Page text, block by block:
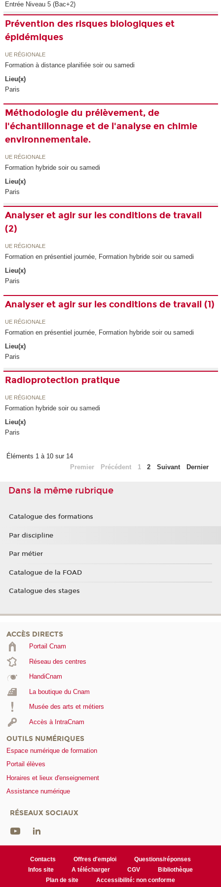
Entrée Niveau 5 (Bac+2)
Prévention des risques biologiques et
épidémiques
UE RÉGIONALE
Formation à distance planifiée soir ou samedi
Lieu(x)
Paris
Méthodologie du prélèvement, de
l'échantillonnage et de l'analyse en chimie
environnementale.
UE RÉGIONALE
Formation hybride soir ou samedi
Lieu(x)
Paris
Analyser et agir sur les conditions de travail
(2)
UE RÉGIONALE
Formation en présentiel journée, Formation hybride soir ou samedi
Lieu(x)
Paris
Analyser et agir sur les conditions de travail (1)
UE RÉGIONALE
Formation en présentiel journée, Formation hybride soir ou samedi
Lieu(x)
Paris
Radioprotection pratique
UE RÉGIONALE
Formation hybride soir ou samedi
Lieu(x)
Paris
Éléments 1 à 10 sur 14
Premier
Précédent 1 2 Suivant Dernier
Dans la même rubrique
Catalogue des formations
Par discipline
Par métier
Catalogue de la FOAD
Catalogue des stages
ACCÈS DIRECTS
Portail Cnam
Réseau des centres
HandiCnam
La boutique du Cnam
Musée des arts et métiers
Accès à IntraCnam
OUTILS NUMÉRIQUES
Espace numérique de formation
Portail élèves
Horaires et lieux d'enseignement
Assistance numérique
RÉSEAUX SOCIAUX
Contacts Offres d'emploi
Questions/réponses
Infos site
A télécharger CGV
Bibliothèque
Plan de site
Accessibilité: non conforme